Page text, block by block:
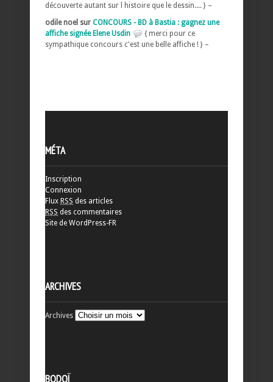
découverte autant sur l histoire que le dessin.... } –
odile noel sur CONCOURS - BD à Bastia : gagnez une
affiche signée Elene Usdin
{ merci pour ce
sympathique concours c'est une belle affiche ! } –
MÉTA
Inscription
Connexion
Flux RSS des articles
RSS des commentaires
Site de WordPress-FR
ARCHIVES
Archives
BODOÏ